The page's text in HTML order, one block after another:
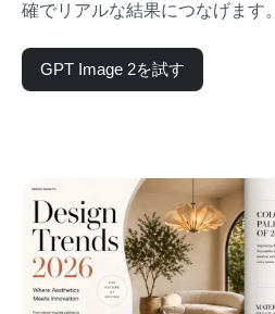
確でリアルな結果につなげます。
GPT Image 2を試す